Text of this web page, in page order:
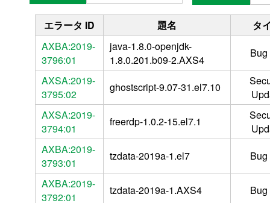
エラータ ID 題名
タ
AXBA:2019-
3796:01
java-1.8.0-openjdk-
1.8.0.201.b09-2.AXS4
AXSA:2019-
3795:02
ghostscript-9.07-31.el7.10
AXSA:2019-
3794:01
freerdp-1.0.2-15.el7.1
AXBA:2019-
3793:01
tzdata-2019a-1.el7
AXBA:2019-
3792:01
tzdata-2019a-1.AXS4